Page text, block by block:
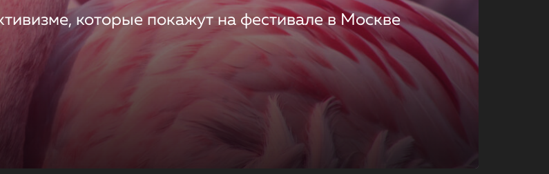
которые покажут на фестивале в Москве